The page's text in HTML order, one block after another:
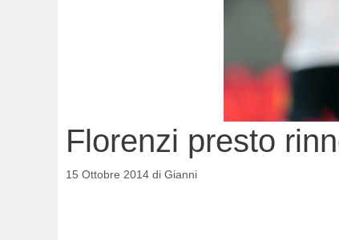
Florenzi presto
15 Ottobre 2014 di Gianni